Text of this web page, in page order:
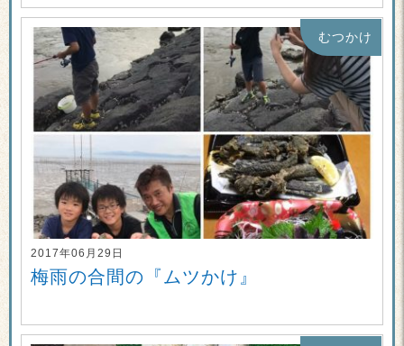
むつかけ
2017年06月29日
梅雨の合間の『ムツかけ』